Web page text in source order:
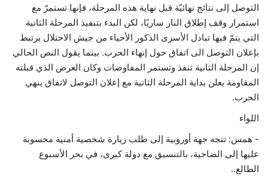
التوصل إلى نتائج نهائيّة قبل نهاية هذه المرحلة، فإنها تستمرّ مع
استمرار وقف إطلاق النار ساريًا، لكن البدء بتنفيذ المرحلة الثانية
التي يتمّ فيها تبادل الأسرى الذكور الأحياء من جيش الاحتلال يرتبط
بإعلان التوصل الى اتفاق حول إنهاء الحرب. بينما يقول النص الحالي
إن المرحلة الثانية تنفذ وتستمر المفاوضات وكان العرض الذي قبلته
المقاومة يعلن بداية المرحلة الثانية مع إعلان التوصل لاتفاق ينهي
الحرب.
اللواء
- همس: تتجه جهة أوروبية إلى طلب زيارة شخصية أمنية محسوبة
عليها إلى الضاحية، بالتنسيق مع دولة كبرى، في بحر الأسبوع
الطالع..